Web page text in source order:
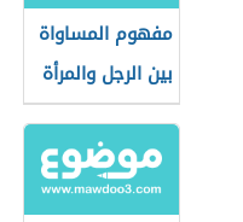
مفهوم المساواة
بين الرجل والمرأة